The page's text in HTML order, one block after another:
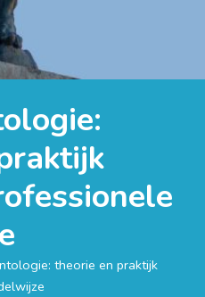
theorie en praktijk